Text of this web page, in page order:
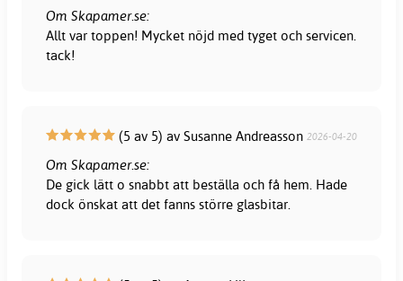
Om Skapamer.se:
Allt var toppen! Mycket nöjd med tyget och servicen.
tack!
(5 av 5) av Susanne Andreasson 2026-04-20
Om Skapamer.se:
De gick lätt o snabbt att beställa och få hem. Hade
dock önskat att det fanns större glasbitar.